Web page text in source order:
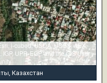
i-cubed, USDA, USGS, AEX,
UPR-EGP, and the GIS User
Казахстан